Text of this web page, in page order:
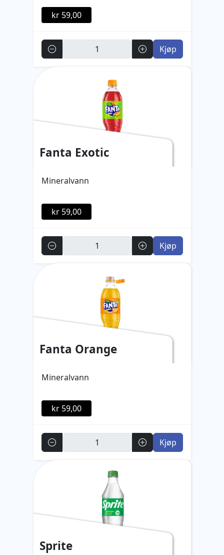
kr 59,00
Antall Kjøp
Fanta Exotic
Mineralvann
kr 59,00
Antall Kjøp
Fanta Orange
Mineralvann
kr 59,00
Antall Kjøp
Sprite